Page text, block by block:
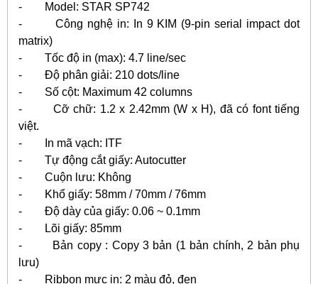
- Model: STAR SP742
- Công nghệ in: In 9 KIM (9-pin serial impact dot
matrix)
- Tốc độ in (max): 4.7 line/sec
- Độ phân giải: 210 dots/line
- Số cột: Maximum 42 columns
- Cỡ chữ: 1.2 x 2.42mm (W x H), đã có font tiếng
việt.
- In mã vạch: ITF
- Tự động cắt giấy: Autocutter
- Cuộn lưu: Không
- Khổ giấy: 58mm / 70mm / 76mm
- Độ dày của giấy: 0.06 ~ 0.1mm
- Lõi giấy: 85mm
- Bản copy : Copy 3 bản (1 bản chính, 2 bản phụ
lưu)
- Ribbon mực in: 2 màu đỏ, đen